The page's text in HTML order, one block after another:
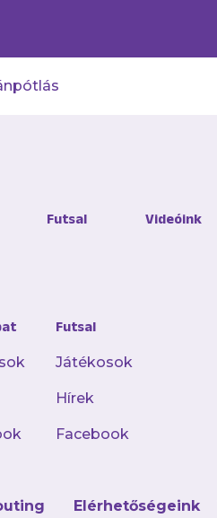
Futsal Videóink
Futsal
Játékosok
Hírek
Facebook
Elérhetőségeink